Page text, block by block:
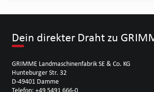
Dein direkter Draht zu
GRIMME Landmaschinenfabrik SE & Co. KG
Hunteburger Str. 32
D-49401 Damme
Telefon: +49 5491 666-0